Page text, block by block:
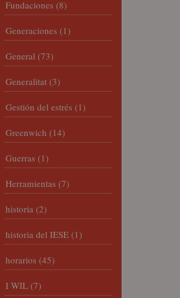
Fundaciones (8)
Generaciones (1)
General (73)
Generalitat (3)
Gestión del estrés (1)
Greenwich (14)
Guerras (1)
Herramientas (7)
historia (2)
historia del IESE (1)
horarios (45)
I WIL (7)